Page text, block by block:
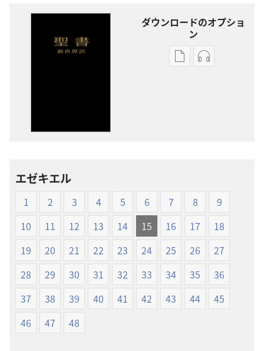
ダウンロードのオプショ
ン
出
オ
プ
ショ
ン
界
オー
オ
プ
ショ
ン
界
エゼキエル
1 2 3 4 5 6 7 8
9
10
11 12 13 14 15 16 17
18
19
20 21 22 23 24 25 26
27
28
29 30 31 32 33 34 35
36
37
38 39 40 41 42 43 44
45
46
47 48